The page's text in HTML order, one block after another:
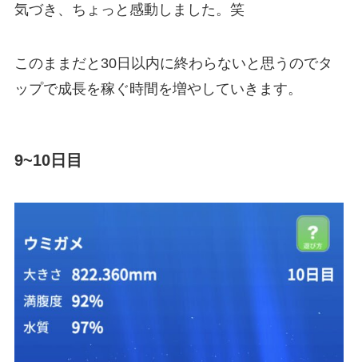
気づき、ちょっと感動しました。笑
このままだと30日以内に終わらないと思うのでタ
ップで成長を稼ぐ時間を増やしていきます。
9~10日目